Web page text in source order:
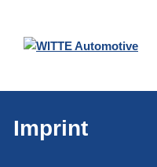
Imprint